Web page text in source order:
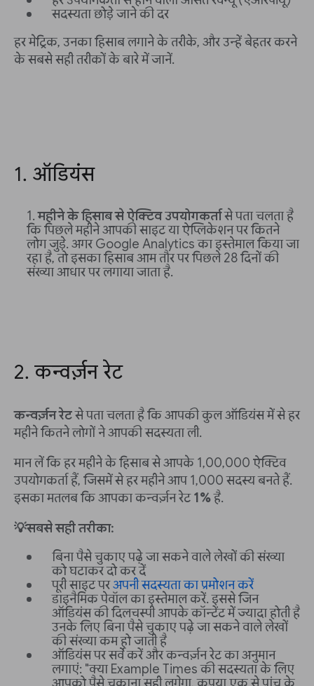
सदस्यता छोड़े जाने की दर
हर मेट्रिक, उनका हिसाब लगाने के तरीके, और उन्हें बेहतर करने
के सबसे सही तरीकों के बारे में जानें.
1. ऑडियंस
महीने के हिसाब से ऐक्टिव उपयोगकर्तासे पता चलता है
कि पिछले महीने आपकी साइट या ऐप्लिकेशन पर कितने
लोग जुड़े. अगर Google Analytics का इस्तेमाल किया जा
रहा है, तो इसका हिसाब आम तौर पर पिछले 28 दिनों की
संख्या आधार पर लगाया जाता है.
2. कन्वर्ज़न रेट
कन्वर्ज़न रेटसे पता चलता है कि आपकी कुल ऑडियंस में से हर
महीने कितने लोगों ने आपकी सदस्यता ली.
मान लें कि हर महीने के हिसाब से आपके 1,00,000 ऐक्टिव
उपयोगकर्ता हैं, जिसमें से हर महीने आप 1,000 सदस्य बनते हैं.
इसका मतलब कि आपका कन्वर्ज़न रेट1%है.
💡सबसे सही तरीका:
बिना पैसे चुकाए पढ़े जा सकने वाले लेखों की संख्या
को घटाकर दो कर दें
पूरी साइट परअपनी सदस्यता का प्रमोशन करें
डाइनैमिक पेवॉल का इस्तेमाल करें. इससे जिन
ऑडियंस की दिलचस्पी आपके कॉन्टेंट में ज्यादा होती है
उनके लिए बिना पैसे चुकाए पढ़े जा सकने वाले लेखों
की संख्या कम हो जाती है
ऑडियंस पर सर्वे करें और कन्वर्ज़न रेट का अनुमान
लगाएं: "क्या Example Times की सदस्यता के लिए